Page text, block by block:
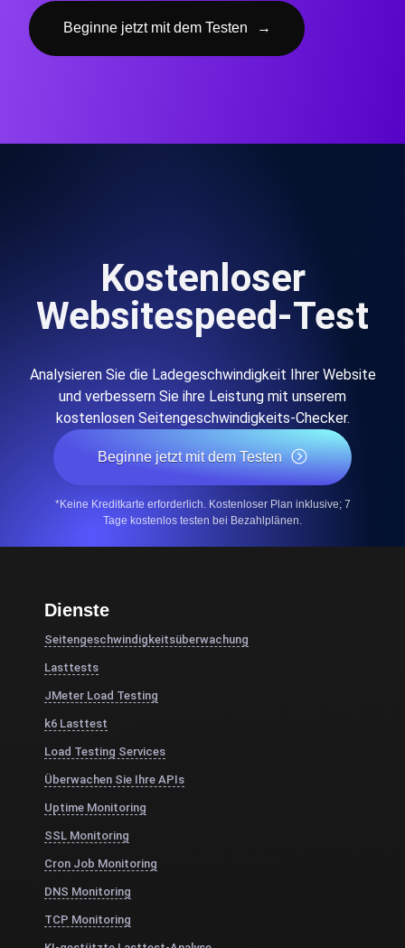
Beginne jetzt mit dem Testen →
Kostenloser
Websitespeed-Test
Analysieren Sie die Ladegeschwindigkeit Ihrer Website
und verbessern Sie ihre Leistung mit unserem
kostenlosen Seitengeschwindigkeits-Checker.
Beginne jetzt mit dem Testen
*Keine Kreditkarte erforderlich. Kostenloser Plan inklusive; 7
Tage kostenlos testen bei Bezahlplänen.
Dienste
Seitengeschwindigkeitsüberwachung
Lasttests
JMeter Load Testing
k6 Lasttest
Load Testing Services
Überwachen Sie Ihre APIs
Uptime Monitoring
SSL Monitoring
Cron Job Monitoring
DNS Monitoring
TCP Monitoring